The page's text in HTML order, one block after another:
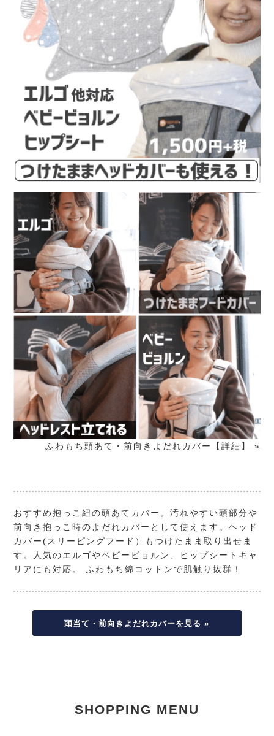
ふわもち頭あて・前向きよだれカバー【詳細】 »
おすすめ抱っこ紐の頭あてカバー。汚れやすい頭部分や
前向き抱っこ時のよだれカバーとして使えます。ヘッド
カバー(スリーピングフード）もつけたまま取り出せま
す。人気のエルゴやベビービョルン、ヒップシートキャ
リアにも対応。 ふわもち綿コットンで肌触り抜群！
頭当て・前向きよだれカバーを見る »
SHOPPING MENU